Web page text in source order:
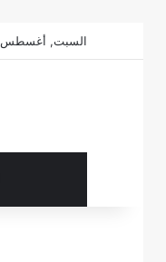
السبت, أغسطس 8 2026